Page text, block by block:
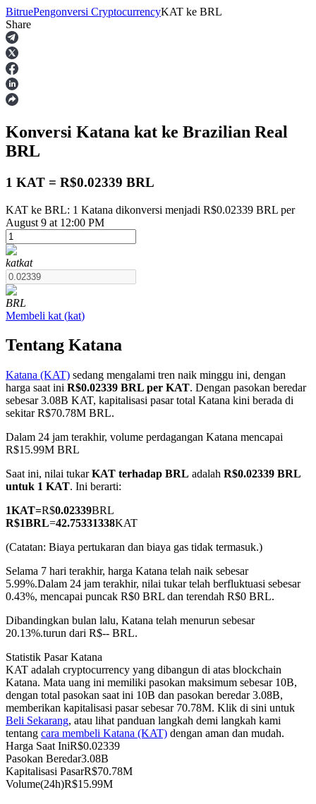
Berjangka
USDT Berjangka
COIN-M Berjangka
Mata Uang Kripto Berjangka
TradFi
Derivatif saham, forex, logam mulia, dan komoditas
USDC Berjangka
Copy Trading
BitruePengonversi CryptocurrencyKAT ke BRL
Share
Konversi Katana kat ke Brazilian Real
BRL
1 KAT = R$0.02339 BRL
KAT ke BRL: 1 Katana dikonversi menjadi R$0.02339 BRL per
August 9 at 12:00 PM
katkat
BRL
Membeli kat (kat)
Tentang Katana
Katana (KAT) sedang mengalami tren naik minggu ini, dengan
harga saat ini R$0.02339 BRL per KAT. Dengan pasokan beredar
sebesar 3.08B KAT, kapitalisasi pasar total Katana kini berada di
sekitar R$70.78M BRL.
Dalam 24 jam terakhir, volume perdagangan Katana mencapai
R$15.99M BRL
Saat ini, nilai tukarKAT terhadap BRL adalah R$0.02339 BRL
untuk 1 KAT. Ini berarti:
1KAT=R$0.02339BRL
R$1BRL=42.75331338KAT
(Catatan: Biaya pertukaran dan biaya gas tidak termasuk.)
Selama 7 hari terakhir, harga Katana telah naik sebesar
5.99%.Dalam 24 jam terakhir, nilai tukar telah berfluktuasi sebesar
0.43%, mencapai puncak R$0 BRL dan terendah R$0 BRL.
Dibandingkan bulan lalu, Katana telah menurun sebesar
20.13%.turun dari R$-- BRL.
Statistik Pasar Katana
KAT adalah cryptocurrency yang dibangun di atas blockchain
Katana. Mata uang ini memiliki pasokan maksimum sebesar 10B,
dengan total pasokan saat ini 10B dan pasokan beredar 3.08B,
memberikan kapitalisasi pasar sebesar 70.78M. Klik di sini untuk
Beli Sekarang, atau lihat panduan langkah demi langkah kami
tentang cara membeli Katana (KAT) dengan aman dan mudah.
Harga Saat IniR$0.02339
Pasokan Beredar3.08B
Kapitalisasi PasarR$70.78M
Volume(24h)R$15.99M